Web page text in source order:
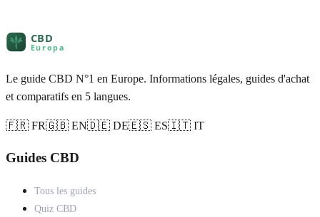
Le guide CBD N°1 en Europe. Informations légales, guides d'achat
et comparatifs en 5 langues.
🇫🇷 FR🇬🇧 EN🇩🇪 DE🇪🇸 ES🇮🇹 IT
Guides CBD
Tous les guides
Quiz CBD